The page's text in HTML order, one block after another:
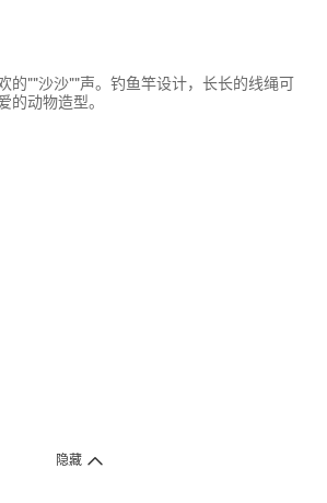
的""沙沙""声。钓鱼竿设计，长长的线绳可
的动物造型。
隐藏